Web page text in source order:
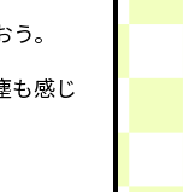
。
も感じ